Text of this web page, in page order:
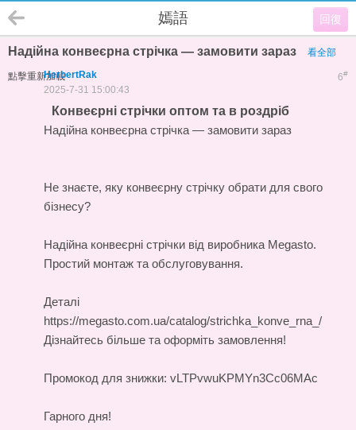
回復
嫣語
Надійна конвеєрна стрічка — замовити зараз 看全部
點擊重新加載 6#
HerbertRak
2025-7-31 15:00:43
Конвеєрні стрічки оптом та в роздріб
Надійна конвеєрна стрічка — замовити зараз
Не знаєте, яку конвеєрну стрічку обрати для свого
бізнесу?
Надійна конвеєрні стрічки від виробника Megasto.
Простий монтаж та обслуговування.
Деталі
https://megasto.com.ua/catalog/strichka_konve_rna_/
Дізнайтесь більше та оформіть замовлення!
Промокод для знижки: vLTPvwuKPMYn3Cc06MAc
Гарного дня!